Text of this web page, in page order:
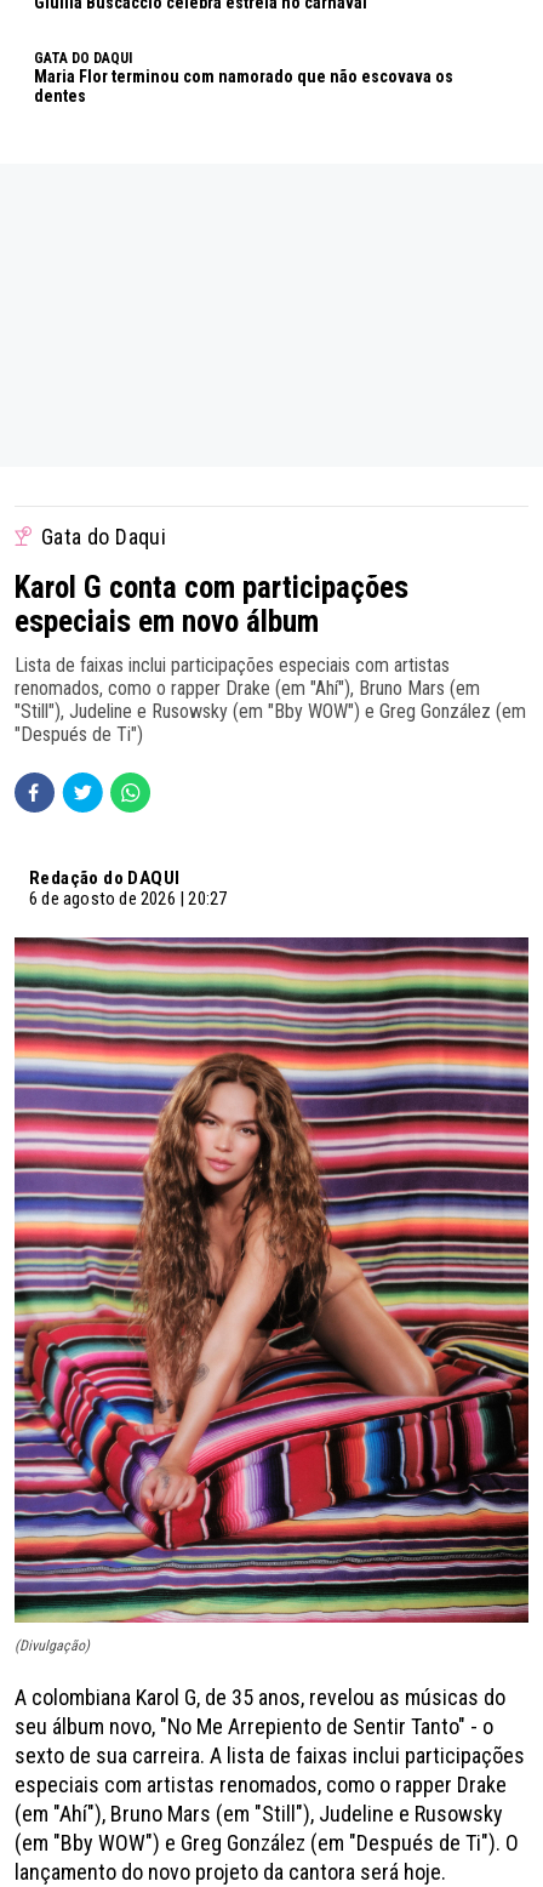
GATA DO DAQUI
Maria Flor terminou com namorado que não escovava os
dentes
Gata do Daqui
Karol G conta com participações
especiais em novo álbum
Lista de faixas inclui participações especiais com artistas
renomados, como o rapper Drake (em "Ahí"), Bruno Mars (em
"Still"), Judeline e Rusowsky (em "Bby WOW") e Greg González (em
"Después de Ti")
Redação do DAQUI
6 de agosto de 2026 | 20:27
(Divulgação)
A colombiana Karol G, de 35 anos, revelou as músicas do
seu álbum novo, "No Me Arrepiento de Sentir Tanto" - o
sexto de sua carreira. A lista de faixas inclui participações
especiais com artistas renomados, como o rapper Drake
(em "Ahí"), Bruno Mars (em "Still"), Judeline e Rusowsky
(em "Bby WOW") e Greg González (em "Después de Ti"). O
lançamento do novo projeto da cantora será hoje.